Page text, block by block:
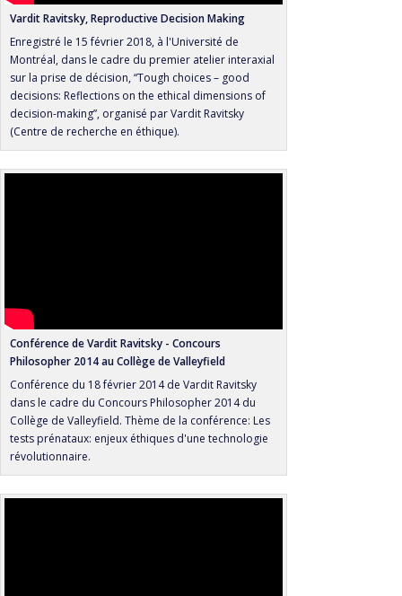
Vardit Ravitsky, Reproductive Decision Making
Enregistré le 15 février 2018, à l'Université de
Montréal, dans le cadre du premier atelier interaxial
sur la prise de décision, “Tough choices – good
decisions: Reflections on the ethical dimensions of
decision-making”, organisé par Vardit Ravitsky
(Centre de recherche en éthique).
Conférence de Vardit Ravitsky - Concours
Philosopher 2014 au Collège de Valleyfield
Conférence du 18 février 2014 de Vardit Ravitsky
dans le cadre du Concours Philosopher 2014 du
Collège de Valleyfield. Thème de la conférence: Les
tests prénataux: enjeux éthiques d'une technologie
révolutionnaire.